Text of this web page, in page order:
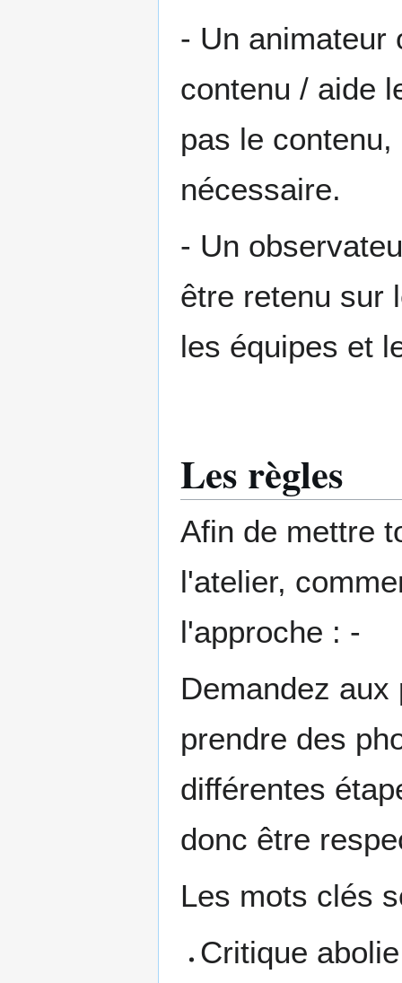
- Un animateur
contenu / aide
pas le
nécessaire.
- Un
être retenu sur
les équipes et
Les règles
Afin de mettre
l'atelier,
l'approche : -
Demandez
prendre des
différentes
donc être
Les mots clés
Critique